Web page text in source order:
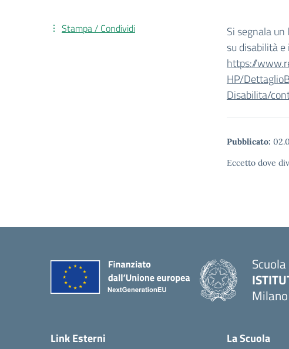
Si segnala
su disabilità
https://
HP/
Disabilita/
Pubblicato:
Eccetto dove
Stampa / Condividi
Milano
Link Esterni La Scuola